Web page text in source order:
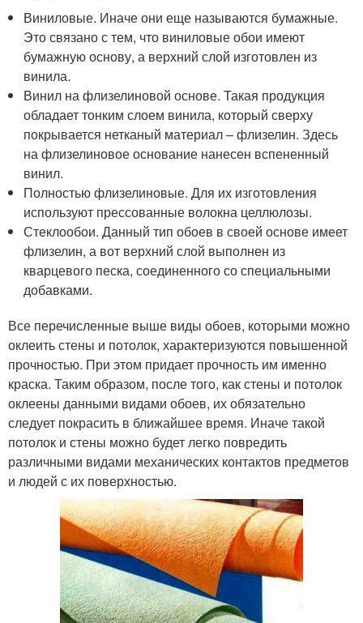
Виниловые. Иначе они еще называются бумажные.
Это связано с тем, что виниловые обои имеют
бумажную основу, а верхний слой изготовлен из
винила.
Винил на флизелиновой основе. Такая продукция
обладает тонким слоем винила, который сверху
покрывается нетканый материал – флизелин. Здесь
на флизелиновое основание нанесен вспененный
винил.
Полностью флизелиновые. Для их изготовления
используют прессованные волокна целлюлозы.
Стеклообои. Данный тип обоев в своей основе имеет
флизелин, а вот верхний слой выполнен из
кварцевого песка, соединенного со специальными
добавками.
Все перечисленные выше виды обоев, которыми можно
оклеить стены и потолок, характеризуются повышенной
прочностью. При этом придает прочность им именно
краска. Таким образом, после того, как стены и потолок
оклеены данными видами обоев, их обязательно
следует покрасить в ближайшее время. Иначе такой
потолок и стены можно будет легко повредить
различными видами механических контактов предметов
и людей с их поверхностью.